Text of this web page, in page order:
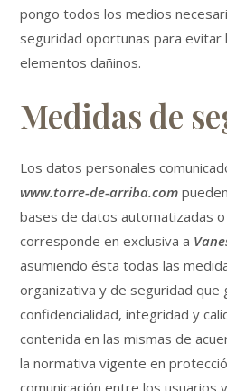
pongo todos los medios
seguridad oportunas para evitar
elementos dañinos.
Medidas de
Los datos personales
www.torre-de-arriba.com
bases de datos automatizadas
corresponde en exclusiva a
asumiendo ésta todas las
organizativa y de seguridad que
confidencialidad, integridad y
contenida en las mismas de
la normativa vigente en
comunicación entre los usuarios y